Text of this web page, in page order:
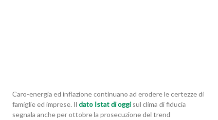
Caro-energia ed inflazione continuano ad erodere le certezze di
famiglie ed imprese. Il dato Istat di oggisul clima di fiducia
segnala anche per ottobre la prosecuzione del trend